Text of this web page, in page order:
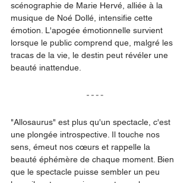
scénographie de Marie Hervé, alliée à la
musique de Noé Dollé, intensifie cette
émotion. L'apogée émotionnelle survient
lorsque le public comprend que, malgré les
tracas de la vie, le destin peut révéler une
beauté inattendue.
"Allosaurus" est plus qu'un spectacle, c'est
une plongée introspective. Il touche nos
sens, émeut nos cœurs et rappelle la
beauté éphémère de chaque moment. Bien
que le spectacle puisse sembler un peu